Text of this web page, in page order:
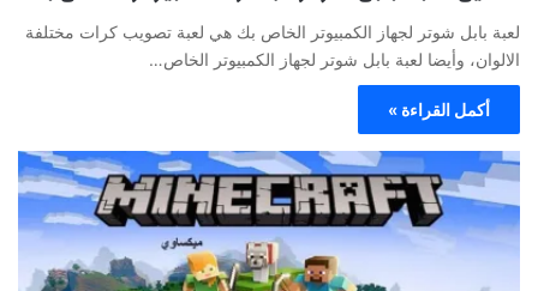
لعبة بابل شوتر لجهاز الكمبيوتر الخاص بك هي لعبة تصويب كرات مختلفة
الالوان، وأيضا لعبة بابل شوتر لجهاز الكمبيوتر الخاص…
أكمل القراءة »